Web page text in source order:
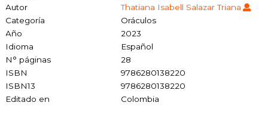
Autor
Thatiana Isabell Salazar Triana
Categoría
Oráculos
Año
2023
Idioma
Español
N° páginas
28
ISBN
9786280138220
ISBN13
9786280138220
Editado en
Colombia